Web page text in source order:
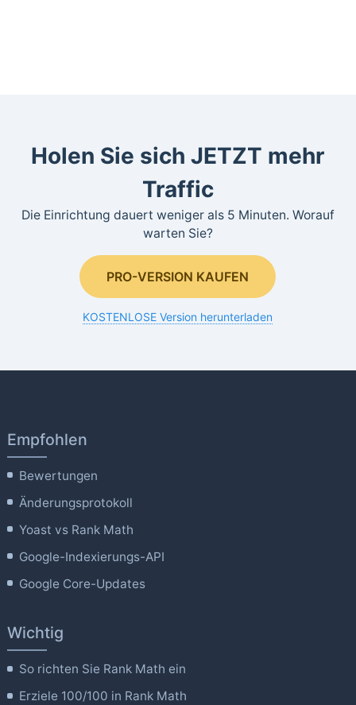
Holen Sie sich JETZT mehr
Traffic
Die Einrichtung dauert weniger als 5 Minuten. Worauf
warten Sie?
PRO-VERSION KAUFEN
KOSTENLOSE Version herunterladen
Empfohlen
Bewertungen
Änderungsprotokoll
Yoast vs Rank Math
Google-Indexierungs-API
Google Core-Updates
Wichtig
So richten Sie Rank Math ein
Erziele 100/100 in Rank Math